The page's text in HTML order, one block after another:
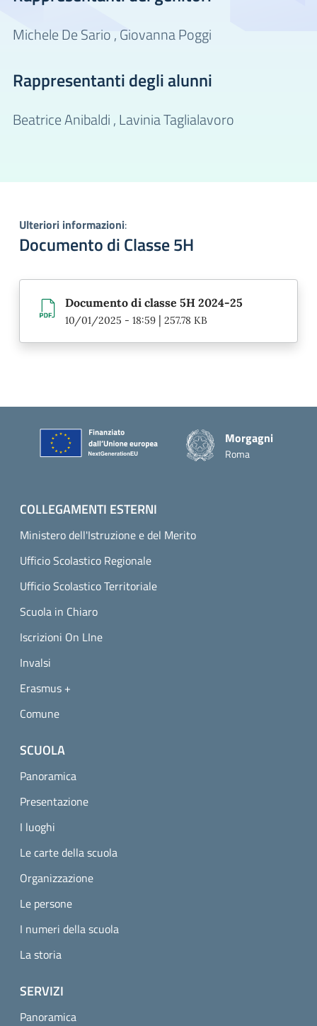
Michele De Sario ,Giovanna Poggi
Rappresentanti degli alunni
Beatrice Anibaldi ,Lavinia Taglialavoro
Ulteriori informazioni:
Documento di Classe 5H
Documento di classe 5H 2024-25
10/01/2025 - 18:59 | 257.78 KB
Piè di pagina
Morgagni
Roma
COLLEGAMENTI ESTERNI
Ministero dell'Istruzione e del Merito
Ufficio Scolastico Regionale
Ufficio Scolastico Territoriale
Scuola in Chiaro
Iscrizioni On LIne
Invalsi
Erasmus +
Comune
SCUOLA
Panoramica
Presentazione
I luoghi
Le carte della scuola
Organizzazione
Le persone
I numeri della scuola
La storia
SERVIZI
Panoramica